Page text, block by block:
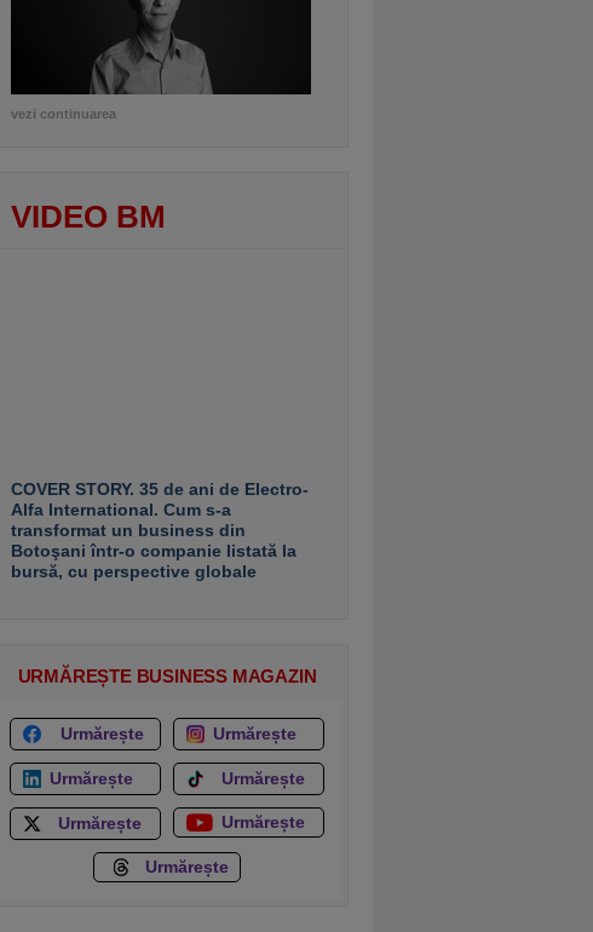
vezi continuarea
VIDEO BM
COVER STORY. 35 de ani de Electro-
Alfa International. Cum s-a
transformat un business din
Botoşani într-o companie listată la
bursă, cu perspective globale
URMĂREȘTE BUSINESS MAGAZIN
Urmărește Urmărește
Urmărește Urmărește
Urmărește Urmărește
Urmărește